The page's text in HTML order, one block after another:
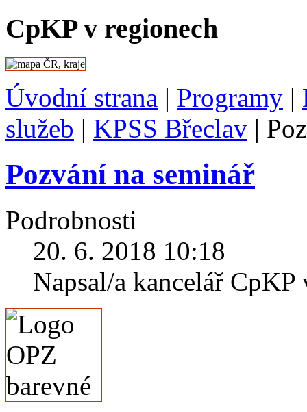
CpKP v regionech
Úvodní strana | Programy |
služeb | KPSS Břeclav |
Pozvání na seminář
Podrobnosti
20. 6. 2018 10:18
Napsal/a kancelář